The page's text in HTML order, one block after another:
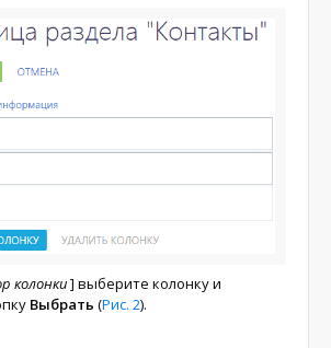
колонки] выберите колонку и
Выбрать (Рис. 2).